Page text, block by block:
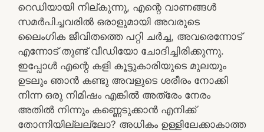
റെഡിയായി നില്കുന്നു, എന്റെ വാണങ്ങൾ
സമർപിച്ചവരിൽ ഒരാളുമായി അവരുടെ
ലൈംഗിക ജീവിതത്തെ പറ്റി ചർച്ച, അവരെന്നോട്
എന്നോട് തുണ്ട് വീഡിയോ ചോദിച്ചിരിക്കുന്നു.
ഇപ്പോൾ എന്റെ കളി കൂട്ടുകാരിയുടെ മുലയും
ഉടലും ഞാൻ കണ്ടു അവളുടെ ശരീരം നോക്കി
നിന്ന ഒരു നിമിഷം എങ്കിൽ അത്രേം നേരം
അതിൽ നിന്നും കണ്ണെടുക്കാൻ എനിക്ക്
തോന്നിയില്ലല്ലോ? അധികം ഉള്ളിലേക്കാകാത്ത